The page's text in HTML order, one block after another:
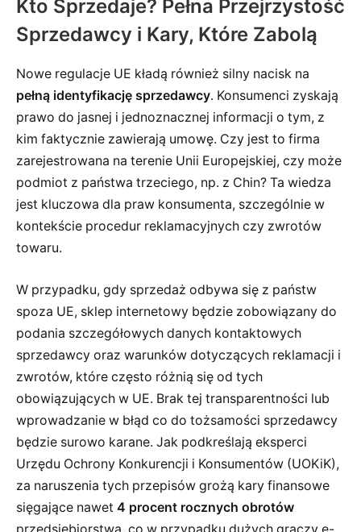
Kto Sprzedaje? Pełna Przejrzystość
Sprzedawcy i Kary, Które Zabolą
Nowe regulacje UE kładą również silny nacisk na
pełną identyfikację sprzedawcy. Konsumenci zyskają
prawo do jasnej i jednoznacznej informacji o tym, z
kim faktycznie zawierają umowę. Czy jest to firma
zarejestrowana na terenie Unii Europejskiej, czy może
podmiot z państwa trzeciego, np. z Chin? Ta wiedza
jest kluczowa dla praw konsumenta, szczególnie w
kontekście procedur reklamacyjnych czy zwrotów
towaru.
W przypadku, gdy sprzedaż odbywa się z państw
spoza UE, sklep internetowy będzie zobowiązany do
podania szczegółowych danych kontaktowych
sprzedawcy oraz warunków dotyczących reklamacji i
zwrotów, które często różnią się od tych
obowiązujących w UE. Brak tej transparentności lub
wprowadzanie w błąd co do tożsamości sprzedawcy
będzie surowo karane. Jak podkreślają eksperci
Urzędu Ochrony Konkurencji i Konsumentów (UOKiK),
za naruszenia tych przepisów grożą kary finansowe
sięgające nawet 4 procent rocznych obrotów